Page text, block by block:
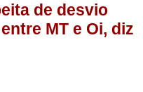
de desvio
MT e Oi, diz